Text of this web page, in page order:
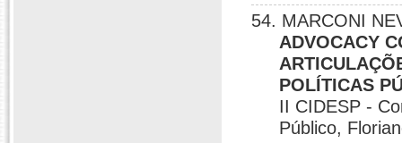
54. MARCONI
ADVOCACY
POLÍTICAS
II CIDESP -
Público,